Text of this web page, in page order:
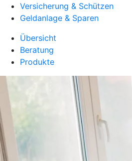
Versicherung & Schützen
Geldanlage & Sparen
Übersicht
Beratung
Produkte